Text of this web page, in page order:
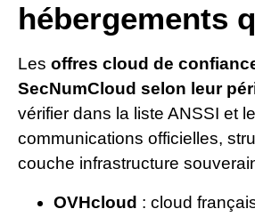
hébergements
Les offres cloud de
SecNumCloud selon leur
vérifier dans la liste ANSSI et
communications officielles,
couche infrastructure
OVHcloud : cloud